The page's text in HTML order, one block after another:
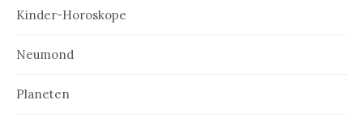
Kinder-Horoskope
Neumond
Planeten